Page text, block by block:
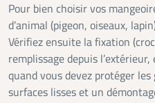
Pour bien choisir vos
d’animal (pigeon, oiseaux,
Vérifiez ensuite la fixation
remplissage depuis
quand vous devez protéger
surfaces lisses et un